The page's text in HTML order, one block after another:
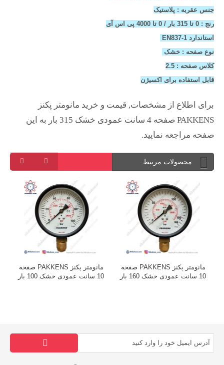
جنس عقربه : پلاستیک
رنج : 0 تا 315 بار / 0 تا 4000 پی اس آی
استاندارد EN837-1
نوع صفحه : خشک
کلاس صفحه : 2.5
قابل استفاده برای اکسیژن
برای اطلاع از مشخصات, قیمت و خرید مانومتر پکنز
PAKKENS صفحه 4 سانت عمودی خشک 315 بار به این
صفحه مراجعه نمایید.
محصولات مرتبط
مانومتر پکنز PAKKENS صفحه
10 سانت عمودی خشک 100 بار
مانومتر پکنز PAKKENS صفحه
10 سانت عمودی خشک 160 بار